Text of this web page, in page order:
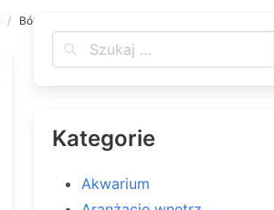
Ból nerek
Kategorie
Akwarium